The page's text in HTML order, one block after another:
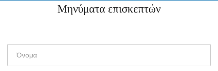
Μηνύματα επισκεπτών